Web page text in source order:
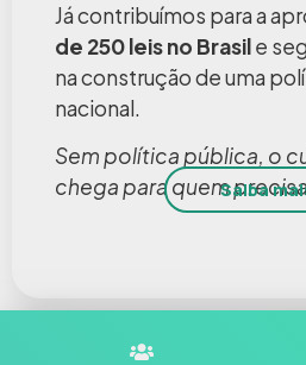
Já contribuímos para a
de 250 leis no Brasile
na construção de uma
nacional.
Sem política pública, o
chega para quemSaiba